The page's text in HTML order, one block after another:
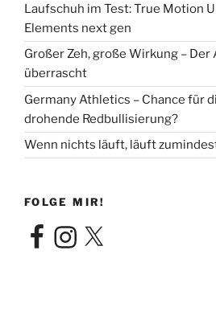
Laufschuh im Test: True Motion
Elements next gen
Großer Zeh, große Wirkung – Der
überrascht
Germany Athletics – Chance für
drohende Redbullisierung?
Wenn nichts läuft, läuft
FOLGE MIR!
FacebookInstagram
X